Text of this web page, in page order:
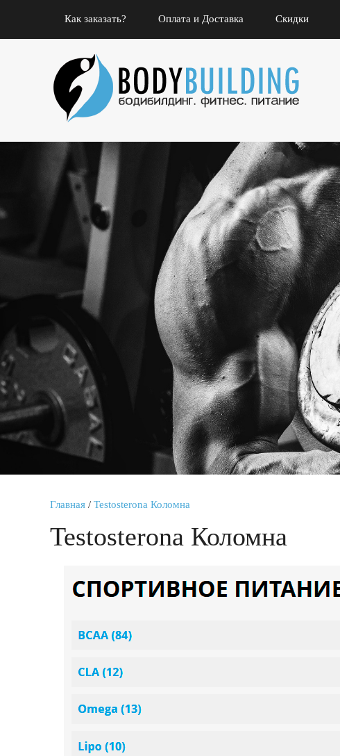
Как заказать? Оплата и Доставка Скидки
Главная / Testosterona Коломна
Testosterona Коломна